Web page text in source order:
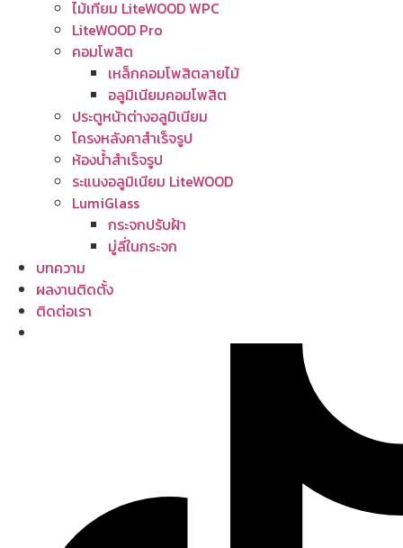
ไม้เทียม LiteWOOD WPC
LiteWOOD Pro
คอมโพสิต
เหล็กคอมโพสิตลายไม้
อลูมิเนียมคอมโพสิต
ประตูหน้าต่างอลูมิเนียม
โครงหลังคาสำเร็จรูป
ห้องน้ำสำเร็จรูป
ระแนงอลูมิเนียม LiteWOOD
LumiGlass
กระจกปรับฝ้า
มู่ลี่ในกระจก
บทความ
ผลงานติดตั้ง
ติดต่อเรา